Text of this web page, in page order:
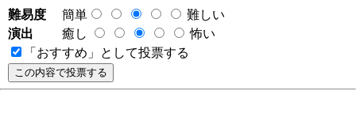
難易度
簡単
難しい
演出
癒し
怖い
「おすすめ」として投票する